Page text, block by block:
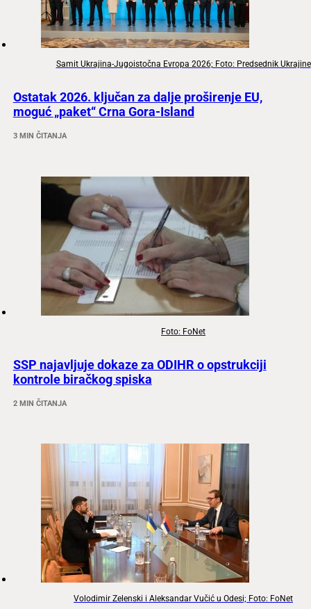
Samit Ukrajina-Jugoistočna Evropa 2026; Foto: Predsednik Ukrajine
Ostatak 2026. ključan za dalje proširenje EU,
moguć „paket“ Crna Gora-Island
3 MIN ČITANJA
Foto: FoNet
SSP najavljuje dokaze za ODIHR o opstrukciji
kontrole biračkog spiska
2 MIN ČITANJA
Volodimir Zelenski i Aleksandar Vučić u Odesi; Foto: FoNet